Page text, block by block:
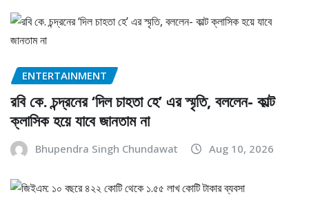
ENTERTAINMENT
রবি কে. চন্দ্রনের ‘দিল চাহতা হে’ এর স্মৃতি, বললেন- কাল্ট
ক্লাসিক হয়ে যাবে জানতাম না
Bhupendra Singh Chundawat Aug 10, 2026